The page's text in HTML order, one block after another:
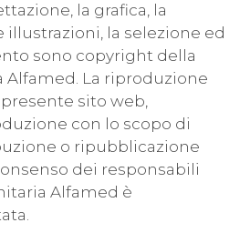
la grafica, la
illustrazioni, la selezione ed
sono copyright della
Alfamed. La riproduzione
sito web,
con lo scopo di
o ripubblicazione
dei responsabili
Alfamed è